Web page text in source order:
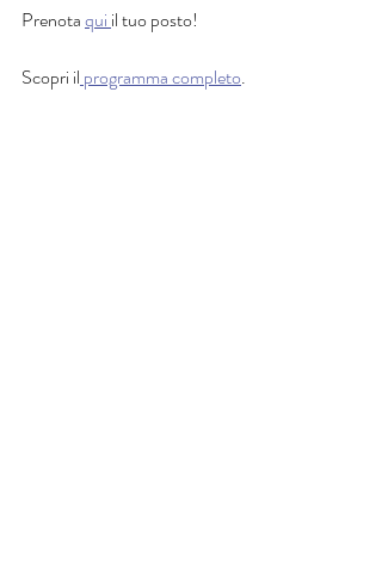
Prenota qui il tuo posto!
Scopri il programma completo.